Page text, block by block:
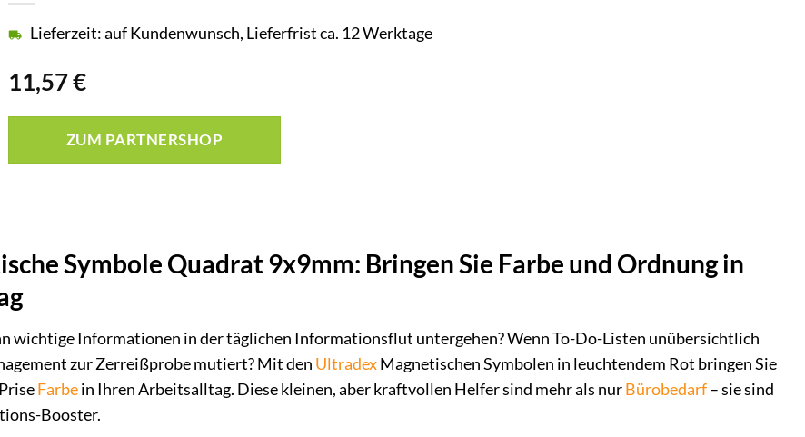
11,57€
Lieferzeit: auf Kundenwunsch, Lieferfrist ca. 12 Werktage
ZUM PARTNERSHOP
Symbole Quadrat 9x9mm: Bringen Sie Farbe und Ordnung in
wichtige Informationen in der täglichen Informationsflut untergehen? Wenn To-Do-Listen unübersichtlich
zur Zerreißprobe mutiert? Mit den UltradexMagnetischen Symbolen in leuchtendem Rot bringen Sie
Farbein Ihren Arbeitsalltag. Diese kleinen, aber kraftvollen Helfer sind mehr als nurBürobedarf– sie sind
Booster.